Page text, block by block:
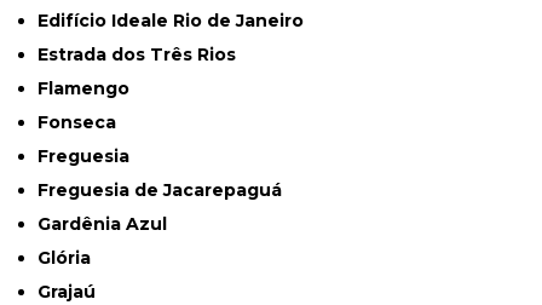
Edifício Ideale Rio de Janeiro
Estrada dos Três Rios
Flamengo
Fonseca
Freguesia
Freguesia de Jacarepaguá
Gardênia Azul
Glória
Grajaú